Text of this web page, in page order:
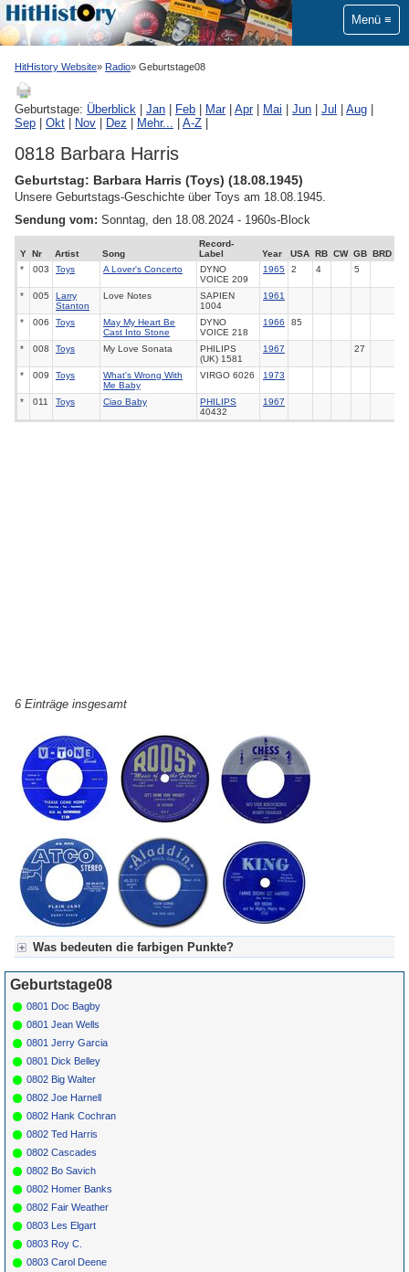
Menü
HitHistory Website Radio Geburtstage08
Geburtstage: Überblick Jan Feb Mar| Apr| Mai Jun Jul Aug
Sep
Okt Nov Dez Mehr... A-Z
0818 Barbara Harris
Geburtstag: Barbara Harris (Toys) (18.08.1945)
Unsere Geburtstags-Geschichte über Toys am 18.08.1945.
Sendung vom: Sonntag, den 18.08.2024 - 1960s-Block
Y Nr Artist Song
Record-
Label
Year USA RB CW GB
BRD
*
003 Toys A Lover's Concerto
DYNO
VOICE 209
1965 2 4 5
* 005
Larry
Stanton
Love Notes
SAPIEN
1004
1961
* 006 Toys
May My Heart Be
Cast Into Stone
DYNO
VOICE 218
1966 85
* 008 Toys My Love Sonata
PHILIPS
(UK) 1581
1967 27
* 009 Toys
What's Wrong With
Me Baby
VIRGO 6026 1973
* 011 Toys Ciao Baby
PHILIPS
40432
1967
6 Einträge insgesamt
Was bedeuten die farbigen Punkte?
Für Axel's Tageskalender:
Grün = Kurzgeschichte
Grün! = fachlich bestimmt spannend, nicht verpassen!
Grün+ = Stundenbeitrag
Gelb = Kurzgeschichten oder Stundensendungen in Arbeit
Blau = Beschreibungstext (beschreibender Text)
Geburtstage08
0801 Doc Bagby
0801 Jean Wells
0801 Jerry Garcia
0801 Dick Belley
0802 Big Walter
0802 Joe Harnell
0802 Hank Cochran
0802 Ted Harris
0802 Cascades
0802 Bo Savich
0802 Homer Banks
0802 Fair Weather
0803 Les Elgart
0803 Roy C.
0803 Carol Deene